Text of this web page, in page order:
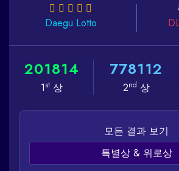
Daegu Lotto
201814
1st상
778112
2nd 상
모든 결과 보기
특별상 & 위로상